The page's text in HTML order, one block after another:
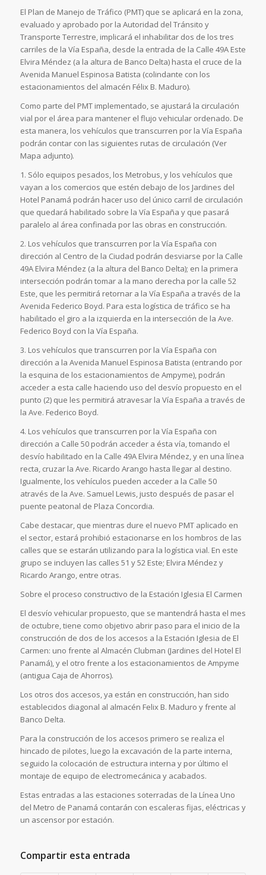
El Plan de Manejo de Tráfico (PMT) que se aplicará en la zona,
evaluado y aprobado por la Autoridad del Tránsito y
Transporte Terrestre, implicará el inhabilitar dos de los tres
carriles de la Vía España, desde la entrada de la Calle 49A Este
Elvira Méndez (a la altura de Banco Delta) hasta el cruce de la
Avenida Manuel Espinosa Batista (colindante con los
estacionamientos del almacén Félix B. Maduro).
Como parte del PMT implementado, se ajustará la circulación
vial por el área para mantener el flujo vehicular ordenado. De
esta manera, los vehículos que transcurren por la Vía España
podrán contar con las siguientes rutas de circulación (Ver
Mapa adjunto).
1. Sólo equipos pesados, los Metrobus, y los vehículos que
vayan a los comercios que estén debajo de los Jardines del
Hotel Panamá podrán hacer uso del único carril de circulación
que quedará habilitado sobre la Vía España y que pasará
paralelo al área confinada por las obras en construcción.
2. Los vehículos que transcurren por la Vía España con
dirección al Centro de la Ciudad podrán desviarse por la Calle
49A Elvira Méndez (a la altura del Banco Delta); en la primera
intersección podrán tomar a la mano derecha por la calle 52
Este, que les permitirá retornar a la Vía España a través de la
Avenida Federico Boyd. Para esta logística de tráfico se ha
habilitado el giro a la izquierda en la intersección de la Ave.
Federico Boyd con la Vía España.
3. Los vehículos que transcurren por la Vía España con
dirección a la Avenida Manuel Espinosa Batista (entrando por
la esquina de los estacionamientos de Ampyme), podrán
acceder a esta calle haciendo uso del desvío propuesto en el
punto (2) que les permitirá atravesar la Vía España a través de
la Ave. Federico Boyd.
4. Los vehículos que transcurren por la Vía España con
dirección a Calle 50 podrán acceder a ésta vía, tomando el
desvío habilitado en la Calle 49A Elvira Méndez, y en una línea
recta, cruzar la Ave. Ricardo Arango hasta llegar al destino.
Igualmente, los vehículos pueden acceder a la Calle 50
através de la Ave. Samuel Lewis, justo después de pasar el
puente peatonal de Plaza Concordia.
Cabe destacar, que mientras dure el nuevo PMT aplicado en
el sector, estará prohibió estacionarse en los hombros de las
calles que se estarán utilizando para la logística vial. En este
grupo se incluyen las calles 51 y 52 Este; Elvira Méndez y
Ricardo Arango, entre otras.
Sobre el proceso constructivo de la Estación Iglesia El Carmen
El desvío vehicular propuesto, que se mantendrá hasta el mes
de octubre, tiene como objetivo abrir paso para el inicio de la
construcción de dos de los accesos a la Estación Iglesia de El
Carmen: uno frente al Almacén Clubman (Jardines del Hotel El
Panamá), y el otro frente a los estacionamientos de Ampyme
(antigua Caja de Ahorros).
Los otros dos accesos, ya están en construcción, han sido
establecidos diagonal al almacén Felix B. Maduro y frente al
Banco Delta.
Para la construcción de los accesos primero se realiza el
hincado de pilotes, luego la excavación de la parte interna,
seguido la colocación de estructura interna y por último el
montaje de equipo de electromecánica y acabados.
Estas entradas a las estaciones soterradas de la Línea Uno
del Metro de Panamá contarán con escaleras fijas, eléctricas y
un ascensor por estación.
Compartir esta entrada